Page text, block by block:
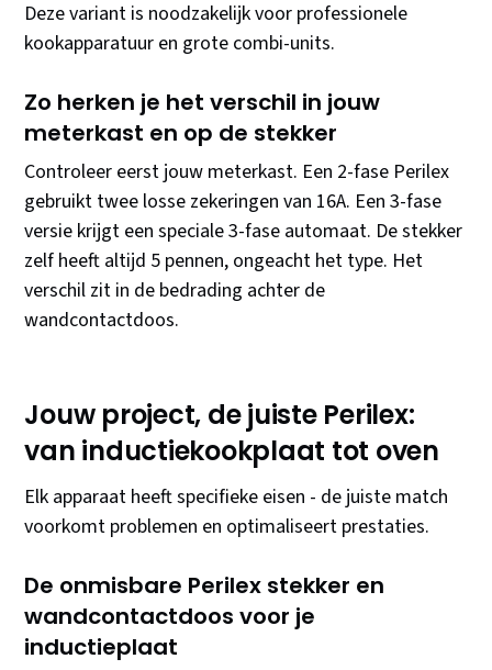
Deze variant is noodzakelijk voor professionele
kookapparatuur en grote combi-units.
Zo herken je het verschil in jouw
meterkast en op de stekker
Controleer eerst jouw meterkast. Een 2-fase Perilex
gebruikt twee losse zekeringen van 16A. Een 3-fase
versie krijgt een speciale 3-fase automaat. De stekker
zelf heeft altijd 5 pennen, ongeacht het type. Het
verschil zit in de bedrading achter de
wandcontactdoos.
Jouw project, de juiste Perilex:
van inductiekookplaat tot oven
Elk apparaat heeft specifieke eisen - de juiste match
voorkomt problemen en optimaliseert prestaties.
De onmisbare Perilex stekker en
wandcontactdoos voor je
inductieplaat